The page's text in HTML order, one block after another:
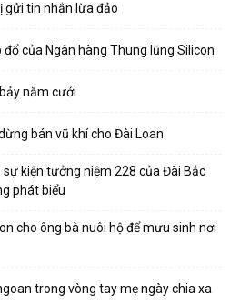
gửi tin nhắn lừa đảo
của Ngân hàng Thung lũng Silicon
năm cưới
bán vũ khí cho Đài Loan
sự kiện tưởng niệm 228 của Đài Bắc
phát biểu
cho ông bà nuôi hộ để mưu sinh nơi
trong vòng tay mẹ ngày chia xa